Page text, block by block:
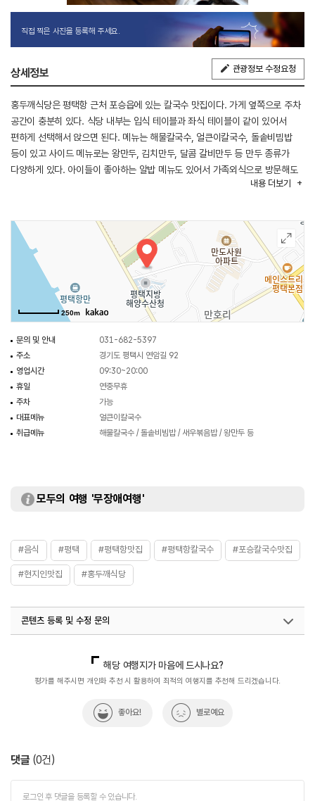
직접 찍은 사진을 등록해 주세요.
상세정보 관광정보 수정요청
홍두깨식당은 평택항 근처 포승읍에 있는 칼국수 맛집이다. 가게 옆쪽으로 주차
공간이 충분히 있다. 식당 내부는 입식 테이블과 좌식 테이블이 같이 있어서
편하게 선택해서 앉으면 된다. 메뉴는 해물칼국수, 얼큰이칼국수, 돌솥비빔밥
등이 있고 사이드 메뉴로는 왕만두, 김치만두, 달콤 갈비만두 등 만두 종류가
다양하게 있다. 아이들이 좋아하는 알밥 메뉴도 있어서 가족외식으로 방문해도
내용 더보기
250m
문의 및 안내
031-682-5397
주소
경기도 평택시 연암길 92
영업시간
09:30~20:00
휴일
연중무휴
주차
가능
대표메뉴
얼큰이칼국수
취급메뉴
해물칼국수 / 돌솥비빔밥 / 새우볶음밥 / 왕만두 등
모두의 여행 '무장애여행'
#음식 #평택 #평택항맛집 #평택항칼국수 #포승칼국수맛집
#현지인맛집 #홍두깨식당
콘텐츠 등록 및 수정 문의
해당 여행지가 마음에 드시나요?
평가를 해주시면 개인화 추천 시 활용하여 최적의 여행지를 추천해 드리겠습니다.
좋아요! 별로예요
댓글 (0건)